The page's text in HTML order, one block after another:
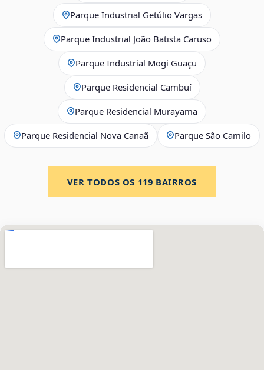
Parque Industrial Getúlio Vargas
Parque Industrial João Batista Caruso
Parque Industrial Mogi Guaçu
Parque Residencial Cambuí
Parque Residencial Murayama
Parque Residencial Nova Canaã Parque São Camilo
VER TODOS OS 119 BAIRROS